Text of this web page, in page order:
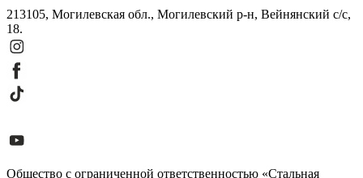
213105, Могилевская обл., Могилевский р-н, Вейнянский с/с,
18.
Общество с ограниченной ответственностью «Стальная